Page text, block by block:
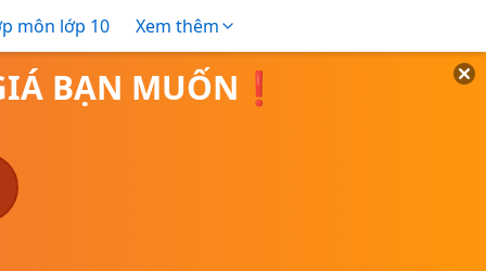
môn lớp 10 Xem thêm
BẠN MUỐN❗